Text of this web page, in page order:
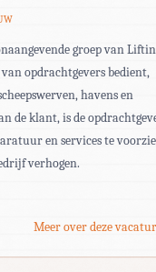
groep van
van opdrachtgevers bedient,
havens en
de klant, is de
en services te
verhogen.
Meer over deze